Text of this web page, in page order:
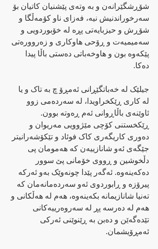
شۆڕشگێرانەن و بە وتەی پێشنیان کاتیان بۆ
سەرخوراندنیش نیە، فەزای ناو کۆمەڵگا و
شۆڕش و حیزبایەتی پڕە لە خۆبوردویی و
سەمیمیەت و ڕۆحی ھاوکاری و زەروورەتی
پێکەوە بون و ھاوخەباتی دەستی باڵا پیدا
دەکا.
جیلێک لە خەباتگێڕانی ئەمڕۆ چ بە تاک و یا
لە کاری ڕێکخراویدا، لە سەردەمی زوو
ئاوێنەی باڵاڕوانی ئەم ڕەوتە بوون.
ڕێکخستنی کۆچی مێژوویی مەریوان و
دەوری کاریگەری کاک فوئاد و تێکۆشەرانیتر
جێگەی ئەو شانازییەن کە ھەمومان پی
دڵخوشین و ڕووی خۆمانی پێ سوور
دەکەینەوە. ئەگەر پێدا چونەوێک بەو ئەرکە
پیرۆزە و ڕابوردوی ئەو سەردەمانەمان کە
تەنیا شانازیمانە بکەینەوە، ھەم لە ھەڵکانی و
ھەم لە دەرسە پڕ لە سەروەرییەکانی
تێدەگەێن و دەبن بە ڕێنوێنی ئەرکی
ئەمڕۆیشمان.